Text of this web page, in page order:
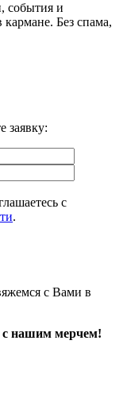
события и
Без спама,
заявку:
с
.
с Вами в
с нашим мерчем!